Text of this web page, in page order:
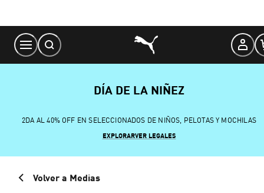
Content
DÍA DE LA NIÑEZ
2DA AL 40% OFF EN SELECCIONADOS DE NIÑOS, PELOTAS Y MOCHILAS
EXPLORARVER LEGALES
Volver a Medias